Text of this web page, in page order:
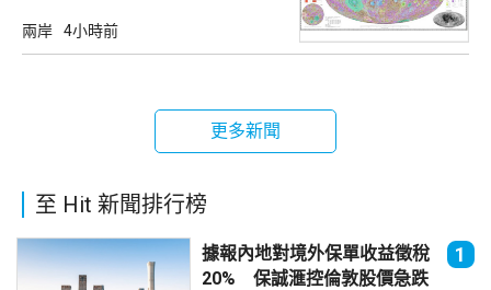
兩岸 4小時前
更多新聞
至 Hit 新聞排行榜
據報內地對境外保單收益徵稅
20% 保誠滙控倫敦股價急跌
1